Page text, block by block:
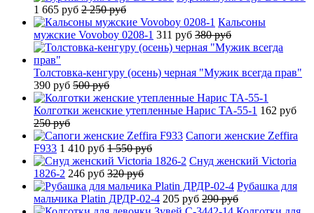
1 665 руб 2 250 руб
Кальсоны
мужские Vovoboy 0208-1 311 руб 380 руб
Толстовка-кенгуру (осень) черная "Мужик всегда прав"
390 руб 500 руб
Колготки женские утепленные Нарис TA-55-1 162 руб
250 руб
Сапоги женские Zeffira
F933 1 410 руб 1 550 руб
Снуд женский Victoria
1826-2 246 руб 320 руб
Рубашка для
мальчика Platin ДРДР-02-4 205 руб 290 руб